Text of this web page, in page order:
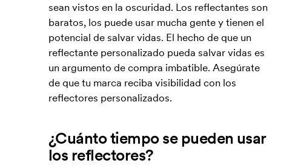
sean vistos en la oscuridad. Los reflectantes son
baratos, los puede usar mucha gente y tienen el
potencial de salvar vidas. El hecho de que un
reflectante personalizado pueda salvar vidas es
un argumento de compra imbatible. Asegúrate
de que tu marca reciba visibilidad con los
reflectores personalizados.
¿Cuánto tiempo se pueden usar
los reflectores?